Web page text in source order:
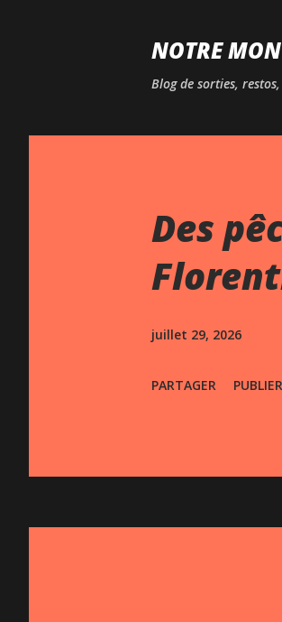
NOTRE
Blog de sorties,
Des
juillet 29, 2026
PARTAGER